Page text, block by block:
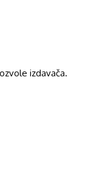
izdavača.